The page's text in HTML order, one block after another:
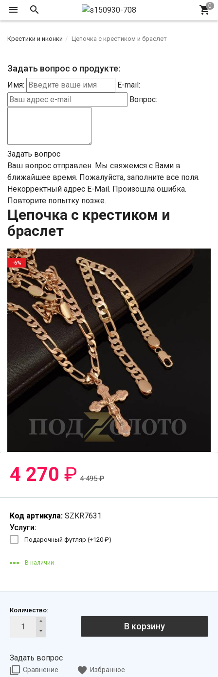
Крестики и иконки Цепочка с крестиком и браслет
Задать вопрос о продукте:
Имя:
E-mail:
Вопрос:
Задать вопрос
Ваш вопрос отправлен. Мы свяжемся с Вами в
ближайшее время. Пожалуйста, заполните все поля.
Некорректный адрес E-Mail. Произошла ошибка.
Повторите попытку позже.
Цепочка с крестиком и
браслет
-6%
4 270 ₽ 4 495₽
Код артикула: SZKR7631
Услуги:
Подарочный футляр (+120 ₽)
В наличии
Количество:
В корзину
Задать вопрос
Сравнение Избранное